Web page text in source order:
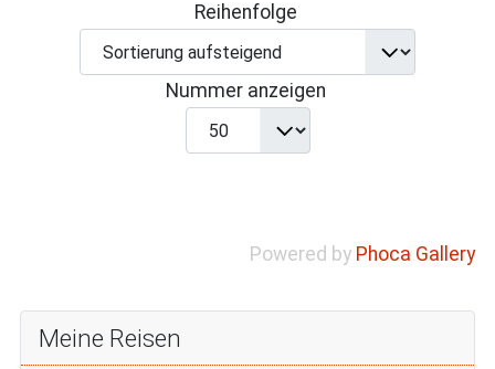
Reihenfolge
Nummer anzeigen
Powered by Phoca Gallery
Meine Reisen